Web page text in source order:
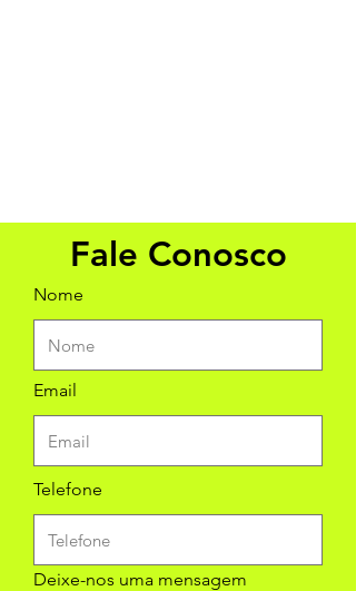
Fale Conosco
Nome
Email
Telefone
Deixe-nos uma mensagem